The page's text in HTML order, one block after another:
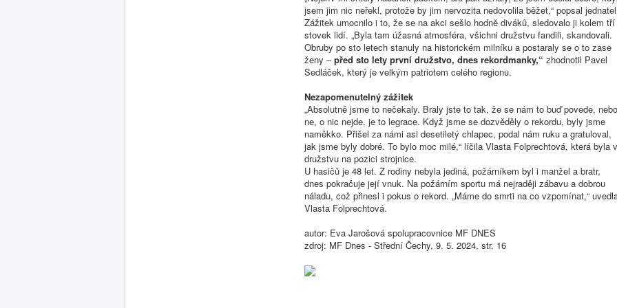
jsem jim nic neřekl, protože by jim nervozita nedovolila běžet,“ popsal
Zážitek umocnilo i to, že se na akci sešlo hodně diváků, sledovalo ji kolem tří
stovek lidí. „Byla tam úžasná atmosféra, všichni družstvu fandili, skandovali.
Obruby po sto letech stanuly na historickém milníku a postaraly se o to zase
ženy –před sto lety první družstvo, dnes rekordmanky,“ zhodnotil Pavel
Sedláček, který je velkým patriotem celého regionu.
Nezapomenutelný zážitek
„Absolutně jsme to nečekaly. Braly jste to tak, že se nám to buď povede, nebo
ne, o nic nejde, je to legrace. Když jsme se dozvěděly o rekordu, byly jsme
naměkko. Přišel za námi asi desetiletý chlapec, podal nám ruku a gratuloval,
jak jsme byly dobré. To bylo moc milé,“ líčila Vlasta Folprechtová, která byla v
družstvu na pozici strojnice.
U hasičů je 48 let. Z rodiny nebyla jediná, požárníkem byl i manžel a bratr,
dnes pokračuje její vnuk. Na požárním sportu má nejraději zábavu a dobrou
náladu, což přinesl i pokus o rekord. „Máme do smrti na co vzpomínat,“
Vlasta Folprechtová.
autor: Eva Jarošová spolupracovnice MF DNES
zdroj: MF Dnes - Střední Čechy, 9. 5. 2024, str. 16